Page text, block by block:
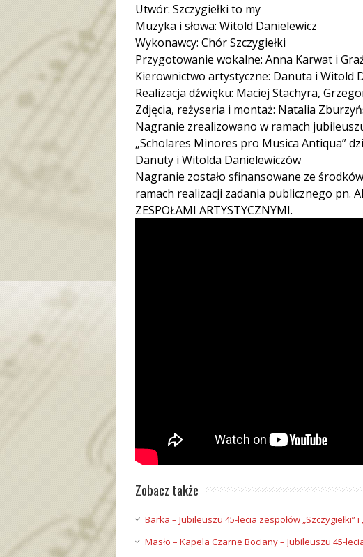
Utwór: Szczygiełki to my
Muzyka i słowa: Witold Danielewicz
Wykonawcy: Chór Szczygiełki
Przygotowanie wokalne: Anna Karwat i
Kierownictwo artystyczne: Danuta i Witold
Realizacja dźwięku: Maciej Stachyra,
Zdjęcia, reżyseria i montaż: Natalia
Nagranie zrealizowano w ramach jubileuszu
„Scholares Minores pro Musica Antiqua”
Danuty i Witolda Danielewiczów
Nagranie zostało sfinansowane ze
ramach realizacji zadania publicznego pn.
ZESPOŁAMI ARTYSTYCZNYMI.
Zobacz także
Barka – Jubileuszu 45-lecia zespołów
Masło – Kapela Czarne Bociany – Jubileuszu 45-